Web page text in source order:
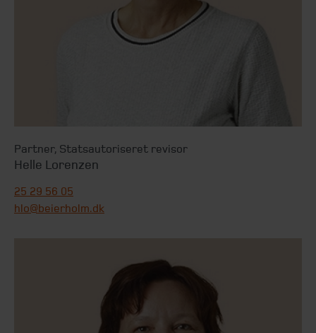
Partner, Statsautoriseret revisor
Helle Lorenzen
25 29 56 05
hlo@beierholm.dk